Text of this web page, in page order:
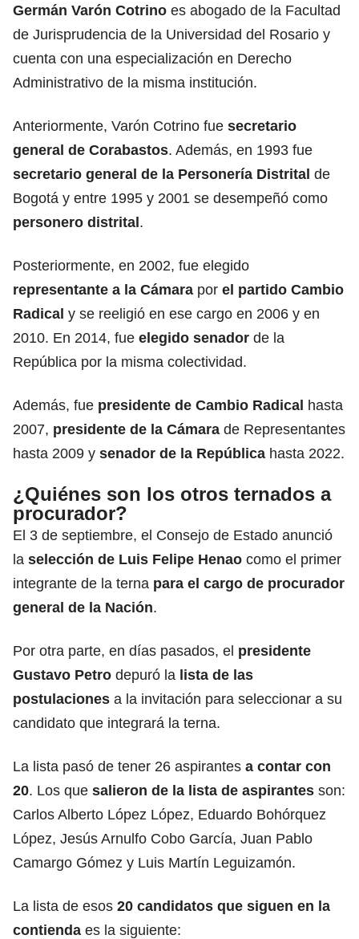
Germán Varón Cotrino es abogado de la Facultad
de Jurisprudencia de la Universidad del Rosario y
cuenta con una especialización en Derecho
Administrativo de la misma institución.
Anteriormente, Varón Cotrino fue secretario
general de Corabastos. Además, en 1993 fue
secretario general de la Personería Distrital de
Bogotá y entre 1995 y 2001 se desempeñó como
personero distrital.
Posteriormente, en 2002, fue elegido
representante a la Cámara por el partido Cambio
Radical y se reeligió en ese cargo en 2006 y en
2010. En 2014, fue elegido senador de la
República por la misma colectividad.
Además, fue presidente de Cambio Radical hasta
2007, presidente de la Cámara de Representantes
hasta 2009 y senador de la República hasta 2022.
¿Quiénes son los otros ternados a
procurador?
El 3 de septiembre, el Consejo de Estado anunció
la selección de Luis Felipe Henao como el primer
integrante de la terna para el cargo de procurador
general de la Nación.
Por otra parte, en días pasados, el presidente
Gustavo Petro depuró la lista de las
postulaciones a la invitación para seleccionar a su
candidato que integrará la terna.
La lista pasó de tener 26 aspirantes a contar con
20. Los que salieron de la lista de aspirantes son:
Carlos Alberto López López, Eduardo Bohórquez
López, Jesús Arnulfo Cobo García, Juan Pablo
Camargo Gómez y Luis Martín Leguizamón.
La lista de esos 20 candidatos que siguen en la
contienda es la siguiente: